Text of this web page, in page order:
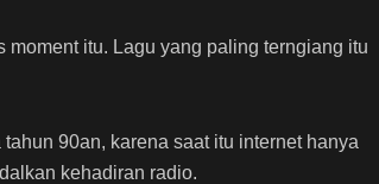
itu. Lagu yang paling terngiang itu
90an, karena saat itu internet hanya
kehadiran radio.